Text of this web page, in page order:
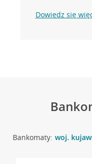
Dowiedz się
Bankomaty: woj.